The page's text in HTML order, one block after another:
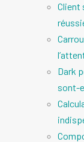
Client
Dark
sont-